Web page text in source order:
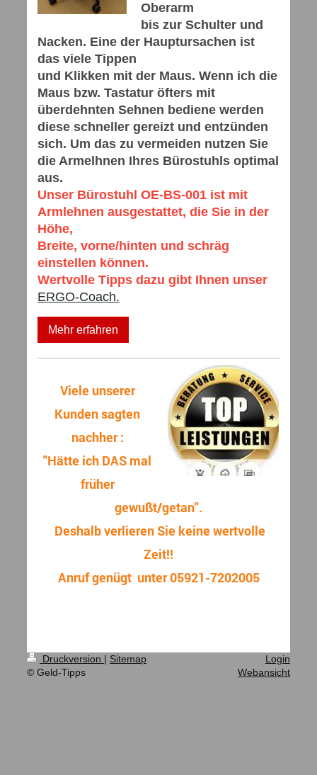
Oberarm
bis zur Schulter und
Nacken. Eine der Hauptursachen ist
das viele Tippen
und Klikken mit der Maus. Wenn ich die
Maus bzw. Tastatur öfters mit
überdehnten Sehnen bediene werden
diese schneller gereizt und entzünden
sich. Um das zu vermeiden nutzen Sie
die Armelhnen Ihres Bürostuhls optimal
aus.
Unser Bürostuhl OE-BS-001 ist mit
Armlehnen ausgestattet, die Sie in der
Höhe,
Breite, vorne/hinten und schräg
einstellen können.
Wertvolle Tipps dazu gibt Ihnen unser
ERGO-Coach.
Mehr erfahren
Viele unserer
Kunden sagten
nachher :
"Hätte ich DAS mal
früher
gewußt/getan".
Deshalb verlieren Sie keine wertvolle
Zeit!!
Anruf genügt unter 05921-7202005
Druckversion | Sitemap
© Geld-Tipps
Login
Webansicht